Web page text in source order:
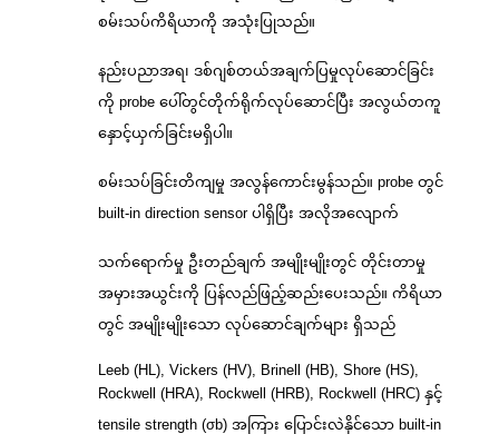
စမ်းသပ်ကိရိယာကို အသုံးပြုသည်။
နည်းပညာအရ၊ ဒစ်ဂျစ်တယ်အချက်ပြမှုလုပ်ဆောင်ခြင်း
ကို probe ပေါ်တွင်တိုက်ရိုက်လုပ်ဆောင်ပြီး အလွယ်တကူ
နှောင့်ယှက်ခြင်းမရှိပါ။
စမ်းသပ်ခြင်းတိကျမှု အလွန်ကောင်းမွန်သည်။ probe တွင်
built-in direction sensor ပါရှိပြီး အလိုအလျောက်
သက်ရောက်မှု ဦးတည်ချက် အမျိုးမျိုးတွင် တိုင်းတာမှု
အမှားအယွင်းကို ပြန်လည်ဖြည့်ဆည်းပေးသည်။ ကိရိယာ
တွင် အမျိုးမျိုးသော လုပ်ဆောင်ချက်များ ရှိသည်
Leeb (HL), Vickers (HV), Brinell (HB), Shore (HS),
Rockwell (HRA), Rockwell (HRB), Rockwell (HRC) နှင့်
tensile strength (σb) အကြား ပြောင်းလဲနိုင်သော built-in